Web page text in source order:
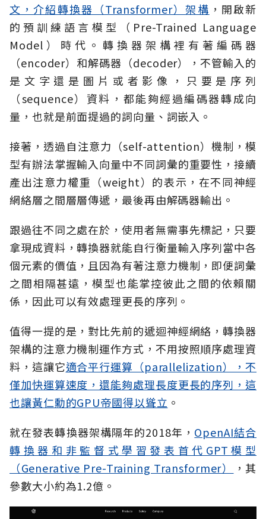
文，介紹轉換器（Transformer）架構 ，開啟新
的預訓練語言模型（Pre-Trained Language
Model）時代。轉換器架構裡有著編碼器
（encoder）和解碼器（decoder），不管輸入的
是文字還是圖片或者影像，只要是序列
（sequence）資料，都能夠經過編碼器轉成向
量，也就是前面提過的詞向量、詞嵌入。
接著，透過自注意力（self-attention）機制，模
型有辦法掌握輸入向量中不同詞彙的重要性，接續
產出注意力權重（weight）的表示，在不同神經
網絡層之間層層傳遞，最後再由解碼器輸出。
跟過往不同之處在於，使用者無需事先標記，只要
拿現成資料，轉換器就能自行衡量輸入序列當中各
個元素的價值，且因為有著注意力機制，即便詞彙
之間相隔甚遠，模型也能掌控彼此之間的依賴關
係，因此可以有效處理更長的序列。
值得一提的是，對比先前的遞迴神經網絡，轉換器
架構的注意力機制運作方式，不用按照順序處理資
料，這讓它適合平行運算（parallelization），不
僅加快運算速度，還能夠處理長度更長的序列，這
也讓黃仁勳的GPU帝國得以聳立 。
就在發表轉換器架構隔年的2018年， OpenAI結合
轉換器和非監督式學習發表首代GPT模型
（Generative Pre-Training Transformer）
，其
參數大小約為1.2億。